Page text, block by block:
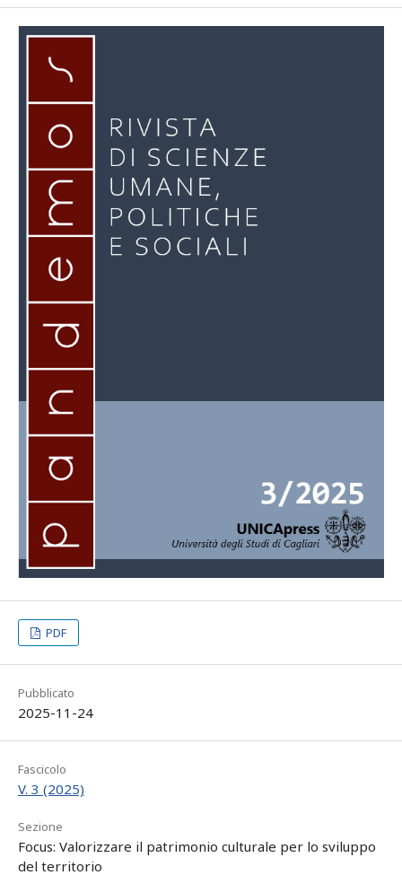
PDF
Pubblicato
2025-11-24
Fascicolo
V. 3 (2025)
Sezione
Focus: Valorizzare il patrimonio culturale per lo sviluppo
del territorio